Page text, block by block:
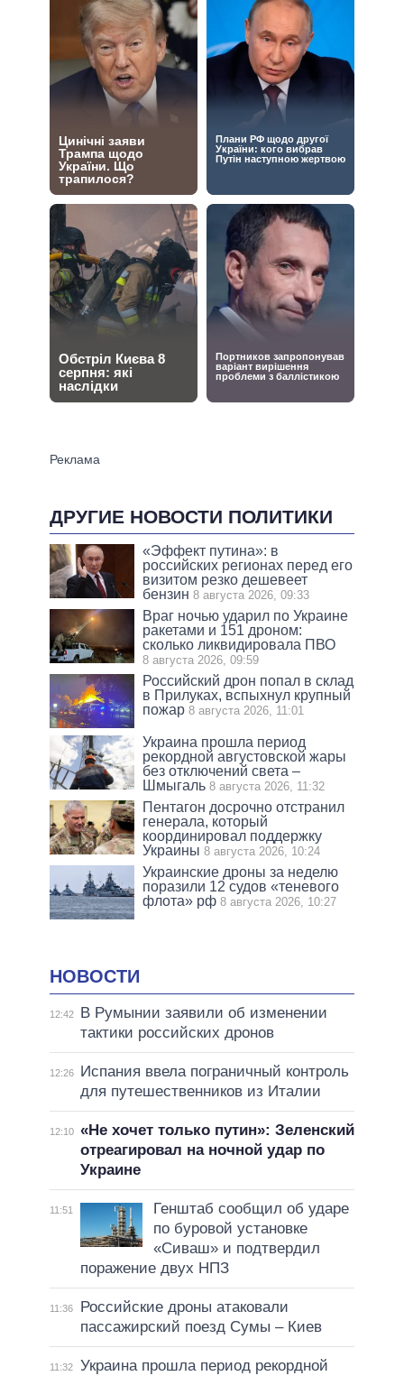
ДРУГИЕ НОВОСТИ ПОЛИТИКИ
«Эффект путина»: в
российских регионах перед его
визитом резко дешевеет
бензин 8 августа 2026, 09:33
Враг ночью ударил по Украине
ракетами и 151 дроном:
сколько ликвидировала ПВО
8 августа 2026, 09:59
Российский дрон попал в склад
в Прилуках, вспыхнул крупный
пожар 8 августа 2026, 11:01
Украина прошла период
рекордной августовской жары
без отключений света –
Шмыгаль 8 августа 2026, 11:32
Пентагон досрочно отстранил
генерала, который
координировал поддержку
Украины 8 августа 2026, 10:24
Украинские дроны за неделю
поразили 12 судов «теневого
флота» рф 8 августа 2026, 10:27
НОВОСТИ
12:42
В Румынии заявили об изменении
тактики российских дронов
12:26
Испания ввела пограничный контроль
для путешественников из Италии
12:10 «Не хочет только путин»: Зеленский
отреагировал на ночной удар по
Украине
11:51
Генштаб сообщил об ударе
по буровой установке
«Сиваш» и подтвердил
поражение двух НПЗ
11:36
Российские дроны атаковали
пассажирский поезд Сумы – Киев
11:32
Украина прошла период рекордной